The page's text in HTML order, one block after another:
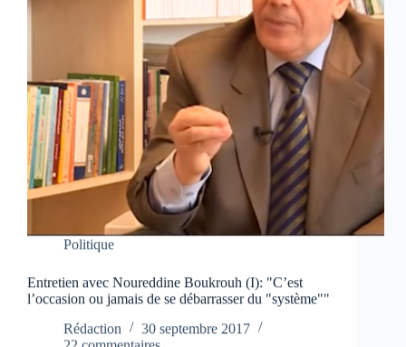
Politique
Entretien avec Noureddine Boukrouh (I): "C’est
l’occasion ou jamais de se débarrasser du "système""
Rédaction
30 septembre 2017